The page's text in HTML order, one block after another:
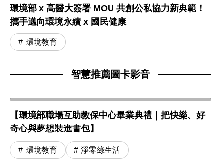
環境部 x 高醫大簽署 MOU 共創公私協力新典範！
攜手邁向環境永續 x 國民健康
環境教育
智慧推薦圖卡影音
【環境部職場互助教保中心畢業典禮｜把快樂、好
奇心與夢想裝進書包】
環境教育 淨零綠生活